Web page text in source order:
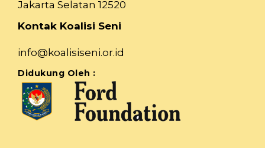
Jakarta Selatan 12520
Kontak Koalisi Seni
info@koalisiseni.or.id
Didukung Oleh :